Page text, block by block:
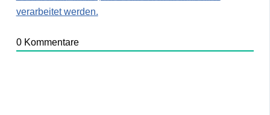
verarbeitet werden.
0Kommentare